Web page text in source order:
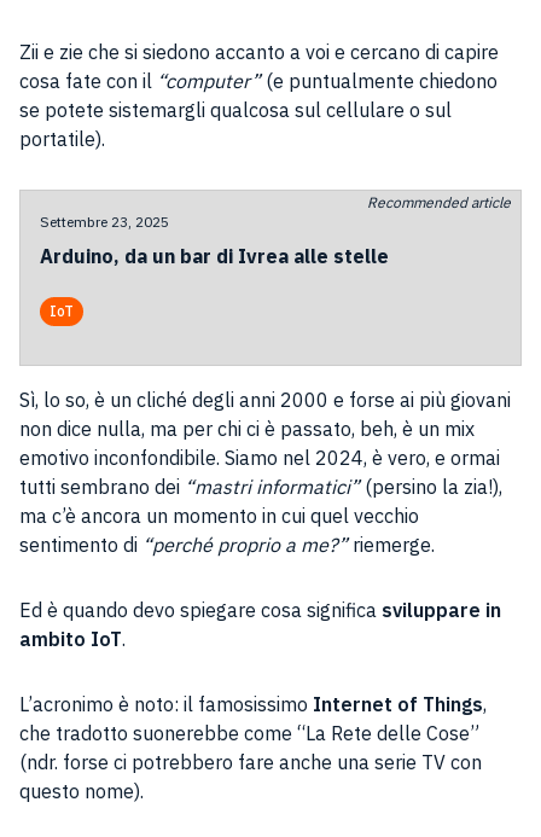
Zii e zie che si siedono accanto a voi e cercano di capire
cosa fate con il “computer”(e puntualmente chiedono
se potete sistemargli qualcosa sul cellulare o sul
portatile).
Recommended article
Settembre 23, 2025
Arduino, da un bar di Ivrea alle stelle
IoT
Sì, lo so, è un cliché degli anni 2000 e forse ai più giovani
non dice nulla, ma per chi ci è passato, beh, è un mix
emotivo inconfondibile. Siamo nel 2024, è vero, e ormai
tutti sembrano dei “mastri informatici”(persino la zia!),
ma c’è ancora un momento in cui quel vecchio
sentimento di “perché proprio a me?”riemerge.
Ed è quando devo spiegare cosa significa sviluppare in
ambito IoT.
L’acronimo è noto: il famosissimo Internet of Things,
che tradotto suonerebbe come “La Rete delle Cose”
(ndr. forse ci potrebbero fare anche una serie TV con
questo nome).